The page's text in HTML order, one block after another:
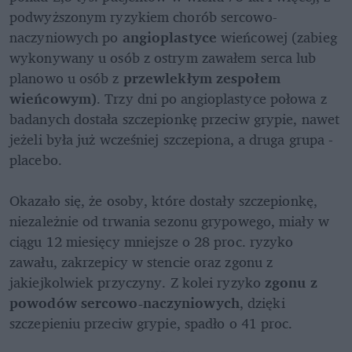
podwyższonym ryzykiem chorób sercowo-
naczyniowych po angioplastyce wieńcowej (zabieg
wykonywany u osób z ostrym zawałem serca lub
planowo u osób z przewlekłym zespołem
wieńcowym). Trzy dni po angioplastyce połowa z
badanych dostała szczepionkę przeciw grypie, nawet
jeżeli była już wcześniej szczepiona, a druga grupa -
placebo.
Okazało się, że osoby, które dostały szczepionkę,
niezależnie od trwania sezonu grypowego, miały w
ciągu 12 miesięcy mniejsze o 28 proc. ryzyko
zawału, zakrzepicy w stencie oraz zgonu z
jakiejkolwiek przyczyny. Z kolei ryzyko zgonu z
powodów sercowo-naczyniowych, dzięki
szczepieniu przeciw grypie, spadło o 41 proc.